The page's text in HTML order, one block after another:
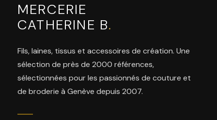
MERCERIE
CATHERINE B.
Fils, laines, tissus et accessoires de création. Une
sélection de près de 2000 références,
sélectionnées pour les passionnés de couture et
de broderie à Genève depuis 2007.